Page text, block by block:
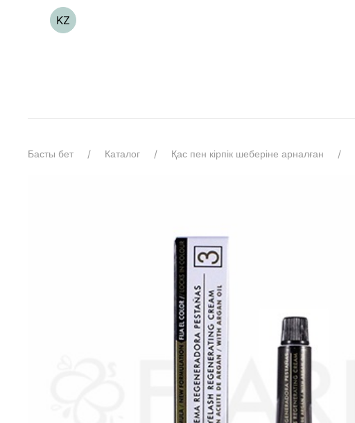
KZ
Басты бет Каталог Қас пен кірпік шеберіне арналған